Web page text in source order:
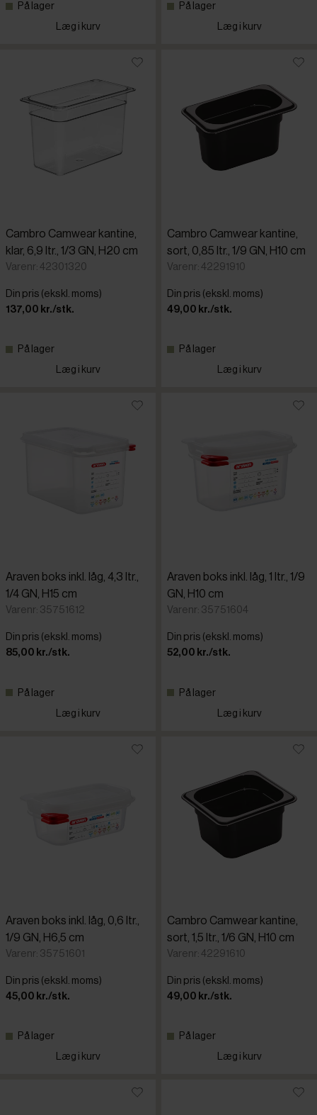
På lager
Læg i kurv
På lager
Læg i kurv
Cambro Camwear kantine,
klar, 6,9 ltr., 1/3 GN, H20 cm
Varenr: 42301320
Din pris (ekskl. moms)
137,00 kr./stk.
På lager
Læg i kurv
Cambro Camwear kantine,
sort, 0,85 ltr., 1/9 GN, H10 cm
Varenr: 42291910
Din pris (ekskl. moms)
49,00 kr./stk.
På lager
Læg i kurv
Araven boks inkl. låg, 4,3 ltr.,
1/4 GN, H15 cm
Varenr: 35751612
Din pris (ekskl. moms)
85,00 kr./stk.
På lager
Læg i kurv
Araven boks inkl. låg, 1 ltr., 1/9
GN, H10 cm
Varenr: 35751604
Din pris (ekskl. moms)
52,00 kr./stk.
På lager
Læg i kurv
Araven boks inkl. låg, 0,6 ltr.,
1/9 GN, H6,5 cm
Varenr: 35751601
Din pris (ekskl. moms)
45,00 kr./stk.
På lager
Læg i kurv
Cambro Camwear kantine,
sort, 1,5 ltr., 1/6 GN, H10 cm
Varenr: 42291610
Din pris (ekskl. moms)
49,00 kr./stk.
På lager
Læg i kurv